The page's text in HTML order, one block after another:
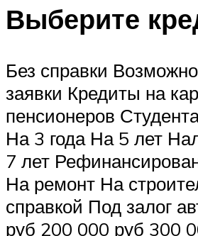
Выберите
Без справки
заявки Кредиты на
пенсионеров
На 3 года На 5 лет
7 лет
На ремонт На
справкой Под залог
руб 200 000 руб 300